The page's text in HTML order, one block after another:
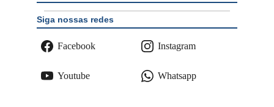
Siga nossas redes
Facebook Instagram
Youtube Whatsapp